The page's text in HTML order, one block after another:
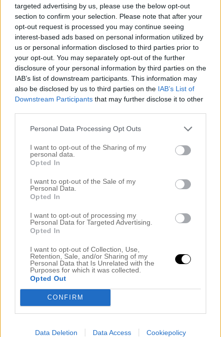
targeted advertising by us, please use the below opt-out
section to confirm your selection. Please note that after your
opt-out request is processed you may continue seeing
interest-based ads based on personal information utilized by
us or personal information disclosed to third parties prior to
your opt-out. You may separately opt-out of the further
disclosure of your personal information by third parties on the
IAB’s list of downstream participants. This information may
also be disclosed by us to third parties on the IAB’s List of
Downstream Participants that may further disclose it to other
Personal Data Processing Opt Outs
I want to opt-out of the Sharing of my
personal data.
Opted In
I want to opt-out of the Sale of my
Personal Data.
Opted In
I want to opt-out of processing my
Personal Data for Targeted Advertising.
Opted In
I want to opt-out of Collection, Use,
Retention, Sale, and/or Sharing of my
Personal Data that Is Unrelated with the
Purposes for which it was collected.
Opted Out
CONFIRM
Data Deletion Data Access Cookiepolicy
borta och då passade jag och Bea och Moje
att göra lite höstiga härliga fix hemma. jag
blåste och krattade löv och planterade
tulpaner och höstblommor i krukorna (kom
dock på att det var i de ej frosttåliga krukorna
så måste göras om:) Vi åkte […]
Read More…
. Riesling till helgen check! Häärlig fredag,
äntligen! . Men fy så kallt det är idag! Helt
plötsligt känns det som mitten av oktober
vantar och mössa när Moje skulle till skolan.
Har tagit in olivträdet också för det ska visst
bli ner mot minus-strecket[…]
Read More…
Rekommenderade inlägg